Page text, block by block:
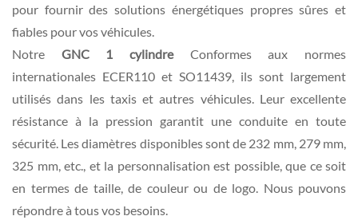
pour fournir des solutions énergétiques propres sûres et
fiables pour vos véhicules.
Notre GNC 1 cylindreConformes aux normes
internationales ECER110 et SO11439, ils sont largement
utilisés dans les taxis et autres véhicules. Leur excellente
résistance à la pression garantit une conduite en toute
sécurité. Les diamètres disponibles sont de 232 mm, 279 mm,
325 mm, etc., et la personnalisation est possible, que ce soit
en termes de taille, de couleur ou de logo. Nous pouvons
répondre à tous vos besoins.